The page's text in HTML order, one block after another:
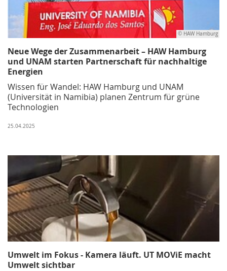
© HAW Hamburg
Neue Wege der Zusammenarbeit – HAW Hamburg
und UNAM starten Partnerschaft für nachhaltige
Energien
Wissen für Wandel: HAW Hamburg und UNAM
(Universität in Namibia) planen Zentrum für grüne
Technologien
25.04.2025
Umwelt im Fokus - Kamera läuft. UT MOViE macht
Umwelt sichtbar